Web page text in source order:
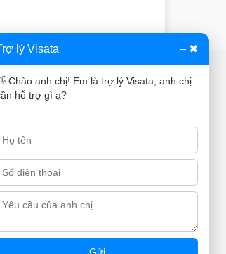
nhà Cienco4 - 180 Nguyễn Thị
3, TPHCM
Vấn:0915978168
ĐĂNG KÝ BCT
lý Visata – ✖
Chào anh chị! Em là trợ lý Visata, anh chị
hỗ trợ gì ạ?